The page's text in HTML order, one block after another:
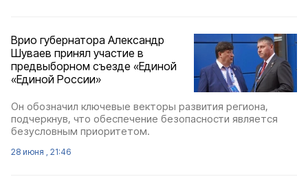
Врио губернатора Александр
Шуваев принял участие в
предвыборном съезде «Единой
«Единой России»
Он обозначил ключевые векторы развития региона,
подчеркнув, что обеспечение безопасности является
безусловным приоритетом.
28 июня , 21:46